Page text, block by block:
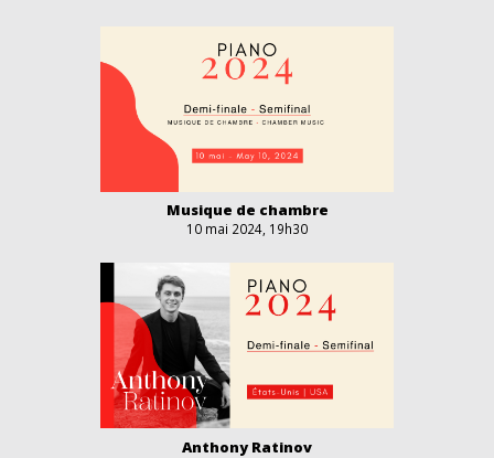
Musique de chambre
10 mai 2024, 19h30
Anthony Ratinov